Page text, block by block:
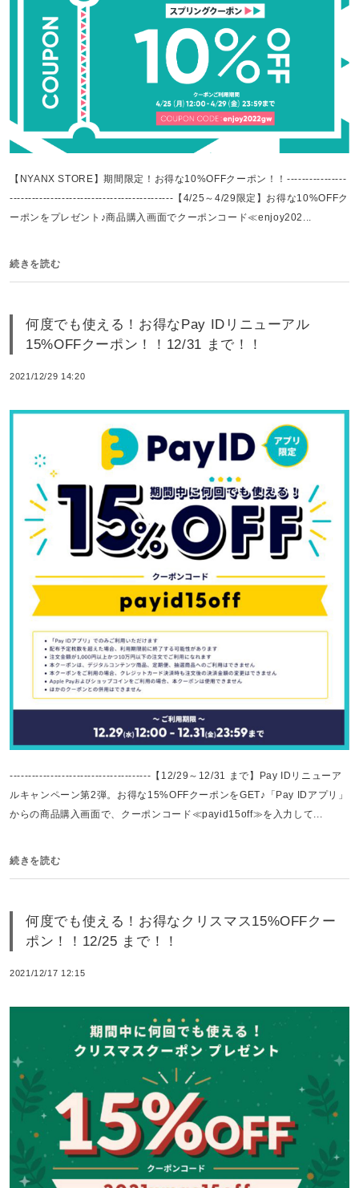
【NYANX STORE】期間限定！お得な10%OFFクーポン！！----------------
--------------------------------------------【4/25～4/29限定】お得な10%OFFク
ーポンをプレゼント♪商品購入画面でクーポンコード≪enjoy202...
続きを読む
何度でも使える！お得なPay IDリニューアル
15%OFFクーポン！！12/31 まで！！
2021/12/29 14:20
--------------------------------------【12/29～12/31 まで】Pay IDリニューア
ルキャンペーン第2弾。お得な15%OFFクーポンをGET♪「Pay IDアプリ」
からの商品購入画面で、クーポンコード≪payid15off≫を入力して...
続きを読む
何度でも使える！お得なクリスマス15%OFFクー
ポン！！12/25 まで！！
2021/12/17 12:15